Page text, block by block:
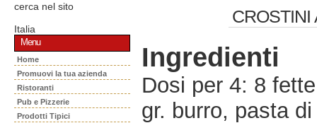
cerca nel sito
Italia
Menu
Home
Promuovi la tua azienda
Ristoranti
Pub e Pizzerie
Prodotti Tipici
CROSTINI
Ingredienti
Dosi per 4: 8
gr. burro, pasta